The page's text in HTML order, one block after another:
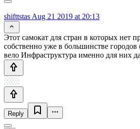
shifttstas Aug 21 2019 at 20:13
Этот самокат для стран в которых нет
собственно уже в большинстве городов
вело Инфраструктура именно для них
Reply